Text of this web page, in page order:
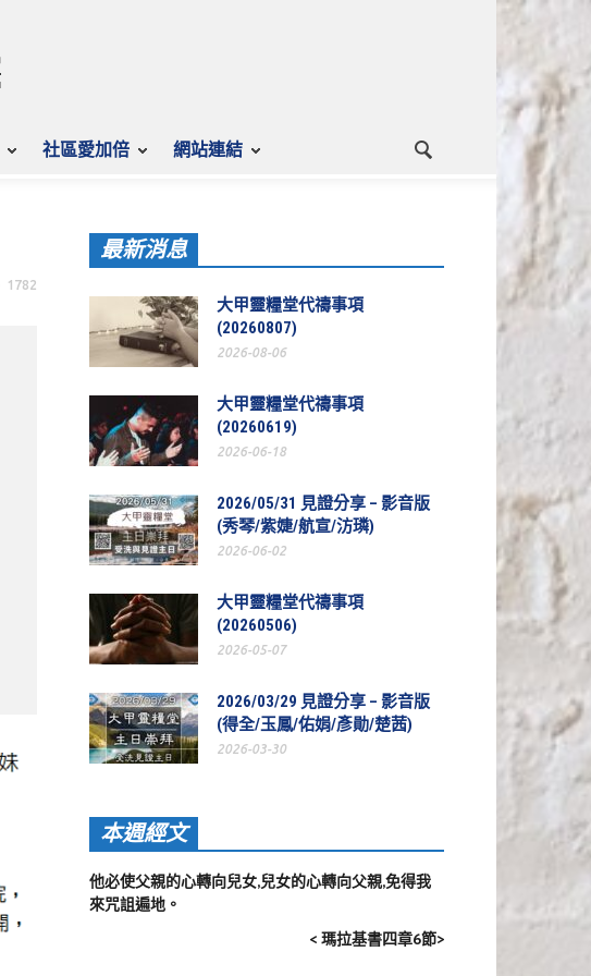
社區愛加倍 網站連結
1782
最新消息
大甲靈糧堂代禱事項
(20260807)
2026-08-06
大甲靈糧堂代禱事項
(20260619)
2026-06-18
2026/05/31 見證分享 – 影音版
(秀琴/紫婕/航宣/汸璘)
2026-06-02
大甲靈糧堂代禱事項
(20260506)
2026-05-07
2026/03/29 見證分享 – 影音版
(得全/玉鳳/佑娟/彥勛/楚茜)
2026-03-30
本週經文
他必使父親的心轉向兒女,兒女的心轉向父親,免得我
來咒詛遍地。
< 瑪拉基書四章6節>